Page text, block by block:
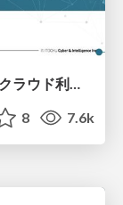
8 7.6k